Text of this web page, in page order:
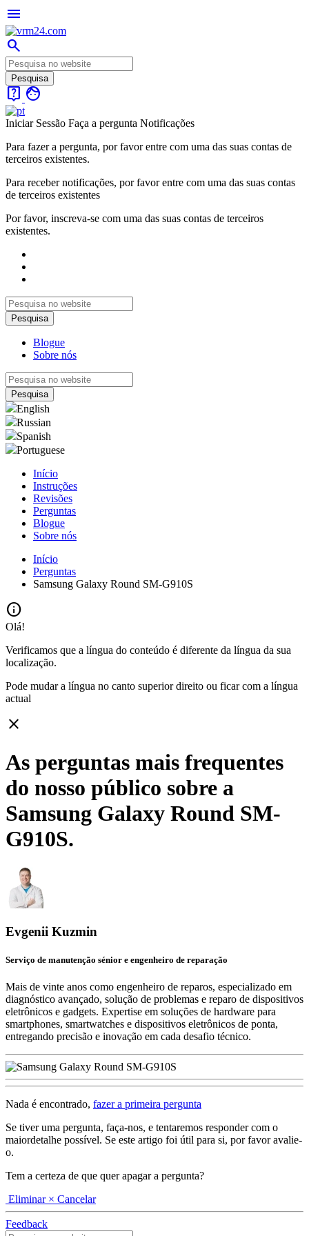
menu
search
live_help face
Iniciar Sessão Faça a pergunta Notificações
Para fazer a pergunta, por favor entre com uma das suas contas de
terceiros existentes.
Para receber notificações, por favor entre com uma das suas contas
de terceiros existentes
Por favor, inscreva-se com uma das suas contas de terceiros
existentes.
Blogue
Sobre nós
English
Russian
Spanish
Portuguese
Início
Instruções
Revisões
Perguntas
Blogue
Sobre nós
Início
Perguntas
Samsung Galaxy Round SM-G910S
info
Olá!
Verificamos que a língua do conteúdo é diferente da língua da sua
localização.
Pode mudar a língua no canto superior direito ou ficar com a língua
actual
close
As perguntas mais frequentes
do nosso público sobre a
Samsung Galaxy Round SM-
G910S.
Evgenii Kuzmin
Serviço de manutenção sénior e engenheiro de reparação
Mais de vinte anos como engenheiro de reparos, especializado em
diagnóstico avançado, solução de problemas e reparo de dispositivos
eletrônicos e gadgets. Expertise em soluções de hardware para
smartphones, smartwatches e dispositivos eletrônicos de ponta,
entregando precisão e inovação em cada desafio técnico.
Nada é encontrado, fazer a primeira pergunta
Se tiver uma pergunta, faça-nos, e tentaremos responder com o
maiordetalhe possível. Se este artigo foi útil para si, por favor avalie-
o.
Tem a certeza de que quer apagar a pergunta?
Eliminar × Cancelar
Feedback